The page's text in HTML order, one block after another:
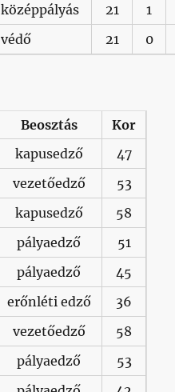
középpályás 21
1
védő 21 0
Beosztás
Kor
kapusedző
47
vezetőedző
53
kapusedző
58
pályaedző
51
pályaedző
45
erőnléti edző
36
vezetőedző
58
pályaedző
53